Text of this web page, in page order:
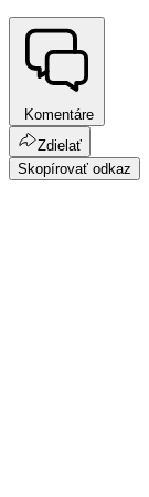
Komentáre
Zdielať
Skopírovať odkaz